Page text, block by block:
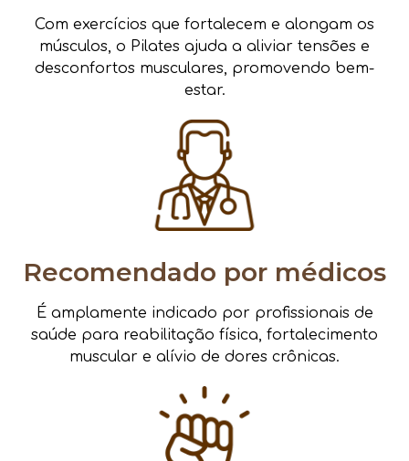
Com exercícios que fortalecem e alongam os
músculos, o Pilates ajuda a aliviar tensões e
desconfortos musculares, promovendo bem-
estar.
Recomendado por médicos
É amplamente indicado por profissionais de
saúde para reabilitação física, fortalecimento
muscular e alívio de dores crônicas.